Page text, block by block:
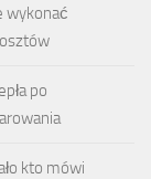
wykonać
po
kto mówi